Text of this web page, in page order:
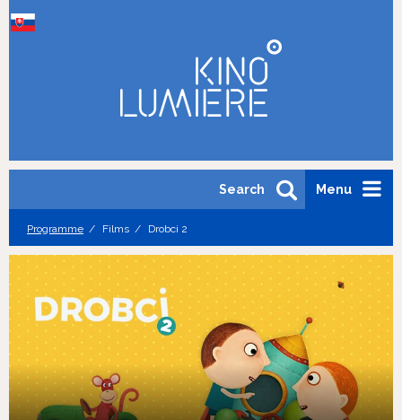
Menu
Search
Programme Films Drobci 2